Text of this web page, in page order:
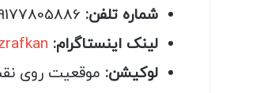
شماره تلفن:
لینک اینستاگرام:
لوکیشن: موقعیت روی